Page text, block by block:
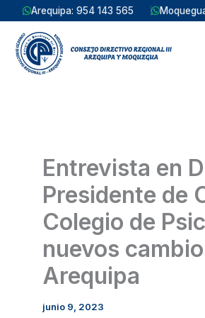
al
contenido
Arequipa: 954 143 565
Entrevista en Diario Correo. Dr. Julio Abarca, Decano
Presidente de
Colegio de
nuevos
Arequipa
junio 9, 2023